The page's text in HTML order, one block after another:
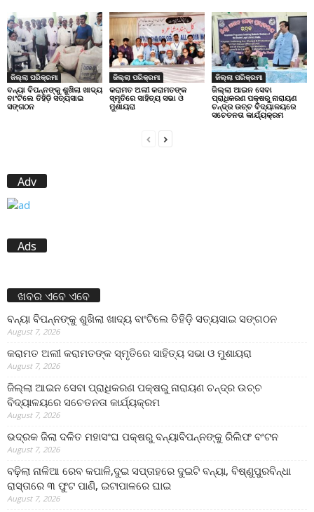
ଜିଲ୍ଲା ପରିକ୍ରମା
ବନ୍ୟା ବିପନ୍ନଙ୍କୁ ଶୁଖିଲା ଖାଦ୍ୟ
ବାଂଟିଲେ ତିହିଡି଼ ସତ୍ୟସାଇ
ସଙ୍ଗଠନ
ଜିଲ୍ଲା ପରିକ୍ରମା
କରାମତ ଅଲୀ କରାମତଙ୍କ
ସ୍ମୃତିରେ ସାହିତ୍ୟ ସଭା ଓ
ମୁଶାୟରା
ଜିଲ୍ଲା ପରିକ୍ରମା
ଜିଲ୍ଲା ଆଇନ ସେବା
ପ୍ରାଧିକରଣ ପକ୍ଷରୁ ନାରାୟଣ
ଚନ୍ଦ୍ର ଉଚ୍ଚ ବିଦ୍ୟାଳୟରେ
ସଚେତନତା କାର୍ଯ୍ୟକ୍ରମ
Adv
Ads
ଖବର ଏବେ ଏବେ
ବନ୍ୟା ବିପନ୍ନଙ୍କୁ ଶୁଖିଲା ଖାଦ୍ୟ ବାଂଟିଲେ ତିହିଡି଼ ସତ୍ୟସାଇ ସଙ୍ଗଠନ
August 7, 2026
କରାମତ ଅଲୀ କରାମତଙ୍କ ସ୍ମୃତିରେ ସାହିତ୍ୟ ସଭା ଓ ମୁଶାୟରା
August 7, 2026
ଜିଲ୍ଲା ଆଇନ ସେବା ପ୍ରାଧିକରଣ ପକ୍ଷରୁ ନାରାୟଣ ଚନ୍ଦ୍ର ଉଚ୍ଚ
ବିଦ୍ୟାଳୟରେ ସଚେତନତା କାର୍ଯ୍ୟକ୍ରମ
August 7, 2026
ଭଦ୍ରକ ଜିଲା ଦଳିତ ମହାସଂଘ ପକ୍ଷରୁ ବନ୍ୟାବିପନ୍ନଙ୍କୁ ରିଲିଫ ବଂଟନ
August 7, 2026
ବଢ଼ିଲା ନାଳିଆ ରେବ କପାଳି,ଦୁଇ ସପ୍ତାହରେ ଦୁଇଟି ବନ୍ୟା, ବିଷ୍ଣୁପୁରବିନ୍ଧା
ରାସ୍ତାରେ ୩ ଫୁଟ ପାଣି, ଇଟାପାଳରେ ଘାଇ
August 7, 2026